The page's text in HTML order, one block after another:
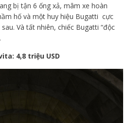
bị tận 6 ống xả, mâm xe hoàn
hố và một huy hiệu Bugatti cực
Và tất nhiên, chiếc Bugatti “độc
4,8 triệu USD